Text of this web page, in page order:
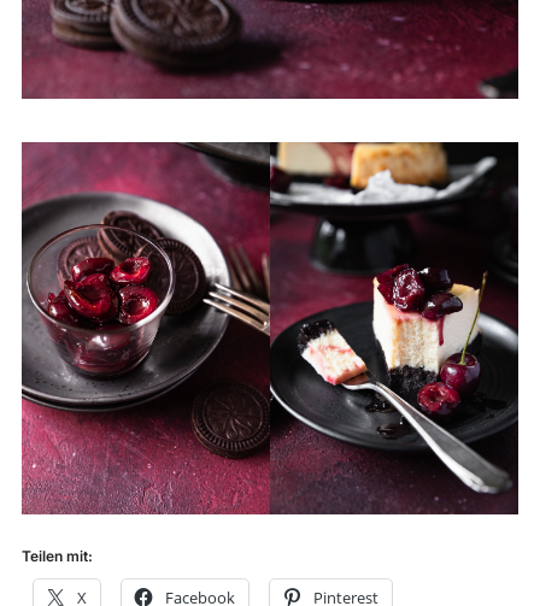
Teilen mit:
X Facebook Pinterest